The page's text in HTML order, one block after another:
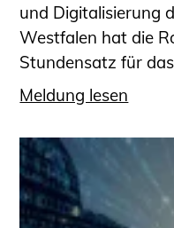
und Digitalisierung
Westfalen hat die
Stundensatz für das
Meldung lesen